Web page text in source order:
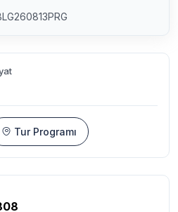
Tur Programı